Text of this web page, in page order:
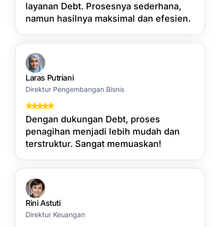
layanan Debt. Prosesnya sederhana,
namun hasilnya maksimal dan efesien.
Laras Putriani
Direktur Pengembangan Bisnis
Dengan dukungan Debt, proses
penagihan menjadi lebih mudah dan
terstruktur. Sangat memuaskan!
Rini Astuti
Direktur Keuangan